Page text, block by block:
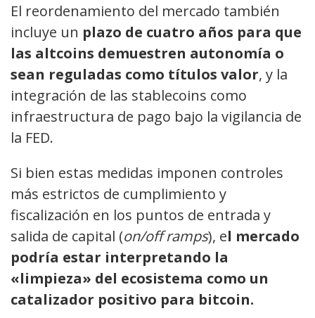
El reordenamiento del mercado también
incluye un plazo de cuatro años para que
las altcoins demuestren autonomía o
sean reguladas como títulos valor, y la
integración de las stablecoins como
infraestructura de pago bajo la vigilancia de
la FED.
Si bien estas medidas imponen controles
más estrictos de cumplimiento y
fiscalización en los puntos de entrada y
salida de capital (on/off ramps), el mercado
podría estar interpretando la
«limpieza» del ecosistema como un
catalizador positivo para bitcoin.